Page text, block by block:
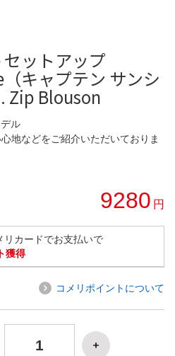
ットアップ
キャプテン サンシ
Zip Blouson
ル
地などをご紹介いただいておりま
9280 円
リカードでお支払いで
獲得
コメリポイントについて